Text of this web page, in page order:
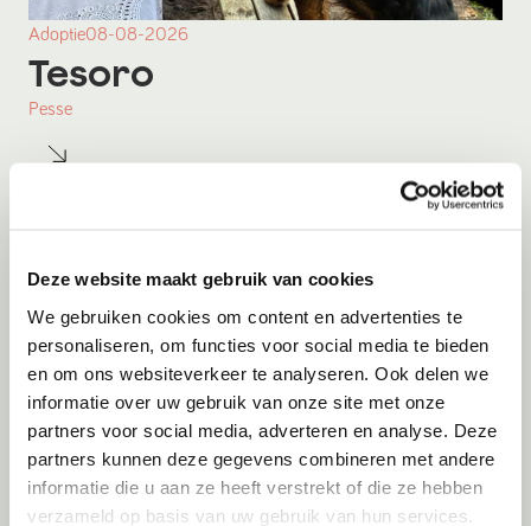
Deze website maakt gebruik van cookies
We gebruiken cookies om content en advertenties te
personaliseren, om functies voor social media te bieden
en om ons websiteverkeer te analyseren. Ook delen we
informatie over uw gebruik van onze site met onze
partners voor social media, adverteren en analyse. Deze
partners kunnen deze gegevens combineren met andere
informatie die u aan ze heeft verstrekt of die ze hebben
verzameld op basis van uw gebruik van hun services.
Adoptie08-08-2026
Tesoro
Pesse